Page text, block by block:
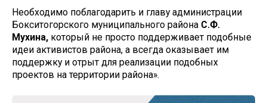
Необходимо поблагодарить и главу администрации
Бокситогорского муниципального района С.Ф.
Мухина, который не просто поддерживает подобные
идеи активистов района, а всегда оказывает им
поддержку и отрыт для реализации подобных
проектов на территории района».